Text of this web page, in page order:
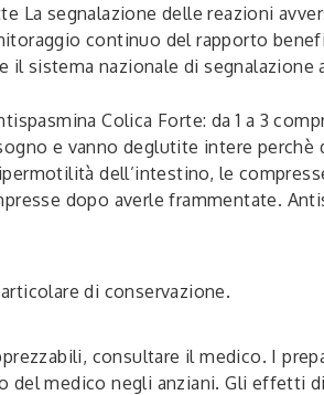
La segnalazione delle reazioni
continuo del rapporto
il sistema nazionale di segnalazione
Colica Forte: da 1 a 3
e vanno deglutite intere
dell’intestino, le
dopo averle frammentate.
di conservazione.
consultare il medico. I
medico negli anziani. Gli effetti